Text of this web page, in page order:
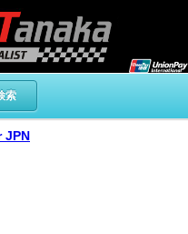
索
JPN